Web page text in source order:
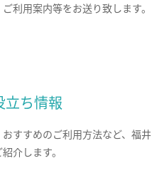
利用案内等をお送り致します。
立ち情報
すすめのご利用方法など、福井
介します。